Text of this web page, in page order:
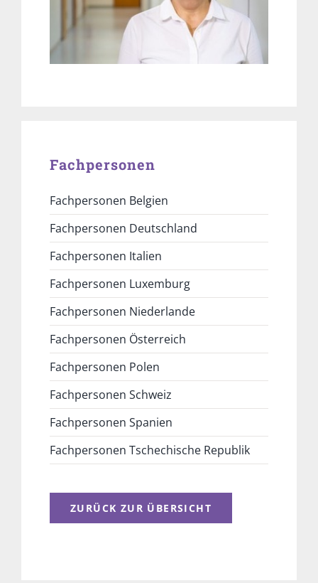
Fachpersonen
Fachpersonen Belgien
Fachpersonen Deutschland
Fachpersonen Italien
Fachpersonen Luxemburg
Fachpersonen Niederlande
Fachpersonen Österreich
Fachpersonen Polen
Fachpersonen Schweiz
Fachpersonen Spanien
Fachpersonen Tschechische Republik
ZURÜCK ZUR ÜBERSICHT